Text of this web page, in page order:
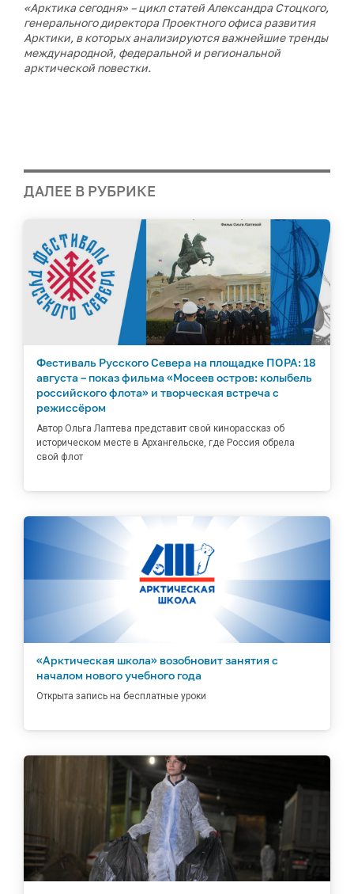
«Арктика сегодня» – цикл статей Александра Стоцкого,
генерального директора Проектного офиса развития
Арктики, в которых анализируются важнейшие тренды
международной, федеральной и региональной
арктической повестки.
ДАЛЕЕ В РУБРИКЕ
Фестиваль Русского Севера на площадке ПОРА: 18
августа – показ фильма «Мосеев остров: колыбель
российского флота» и творческая встреча с
режиссёром
Автор Ольга Лаптева представит свой кинорассказ об
историческом месте в Архангельске, где Россия обрела
свой флот
«Арктическая школа» возобновит занятия с
началом нового учебного года
Открыта запись на бесплатные уроки